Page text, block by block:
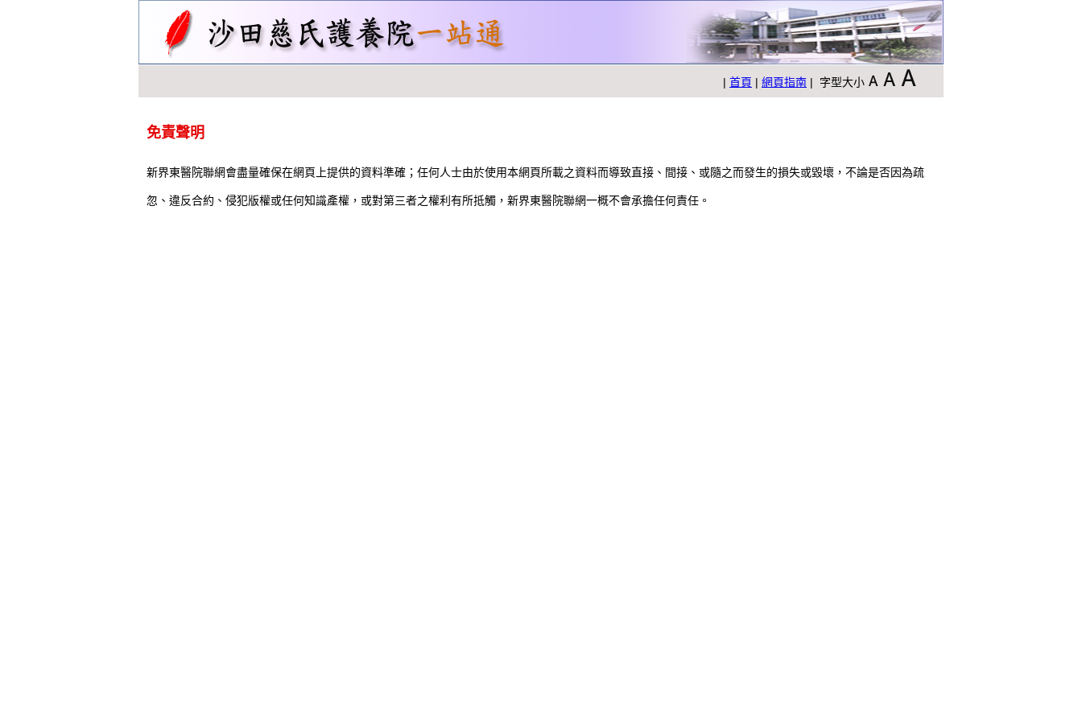
| 首頁 | 網頁指南 | 字型大小
免責聲明
新界東醫院聯網會盡量確保在網頁上提供的資料準確；任何人士由於使用本網頁所載之資料而導致直接、間接、或隨之而發生的損失或毀壞，不論是否因為疏
忽、違反合約、侵犯版權或任何知識產權，或對第三者之權利有所抵觸，新界東醫院聯網一概不會承擔任何責任。